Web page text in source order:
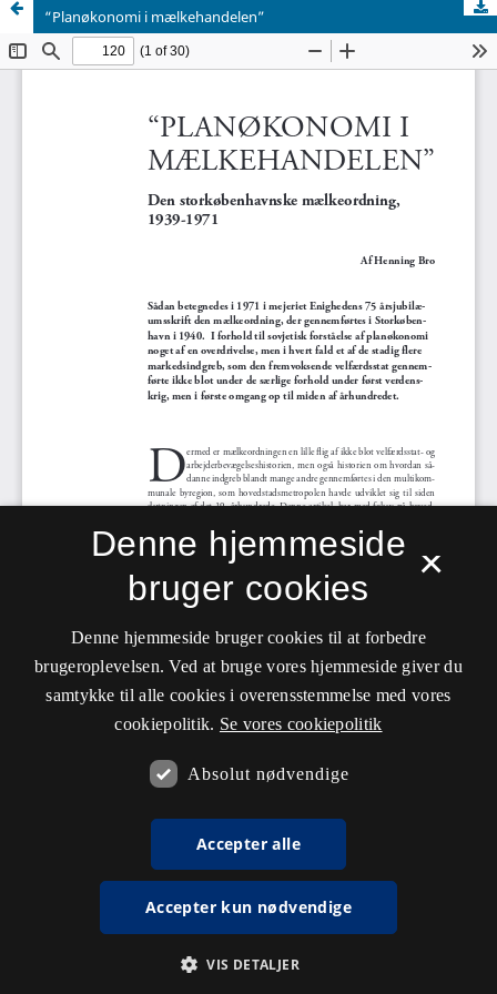
“Planøkonomi i mælkehandelen”
×
Denne hjemmeside
bruger cookies
Denne hjemmeside bruger cookies til at forbedre
brugeroplevelsen. Ved at bruge vores hjemmeside giver du
samtykke til alle cookies i overensstemmelse med vores
cookiepolitik. Se vores cookiepolitik
Absolut nødvendige
Accepter alle
Accepter kun nødvendige
VIS DETALJER